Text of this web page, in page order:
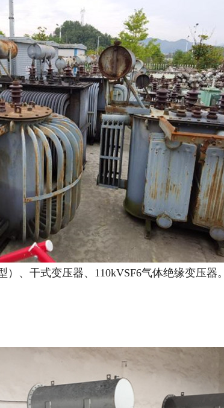
、干式变压器、110kVSF6气体绝缘变压器。